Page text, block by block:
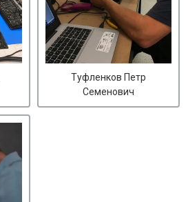
Туфленков Петр
Семенович